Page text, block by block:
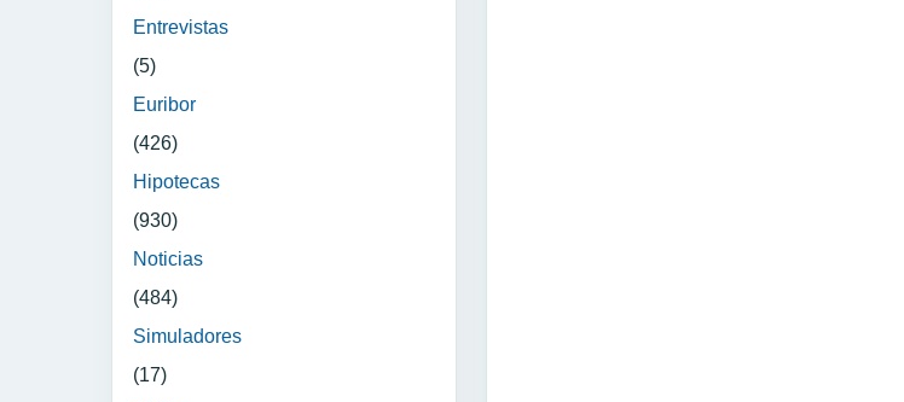
Entrevistas
(5)
Euribor
(426)
Hipotecas
(930)
Noticias
(484)
Simuladores
(17)